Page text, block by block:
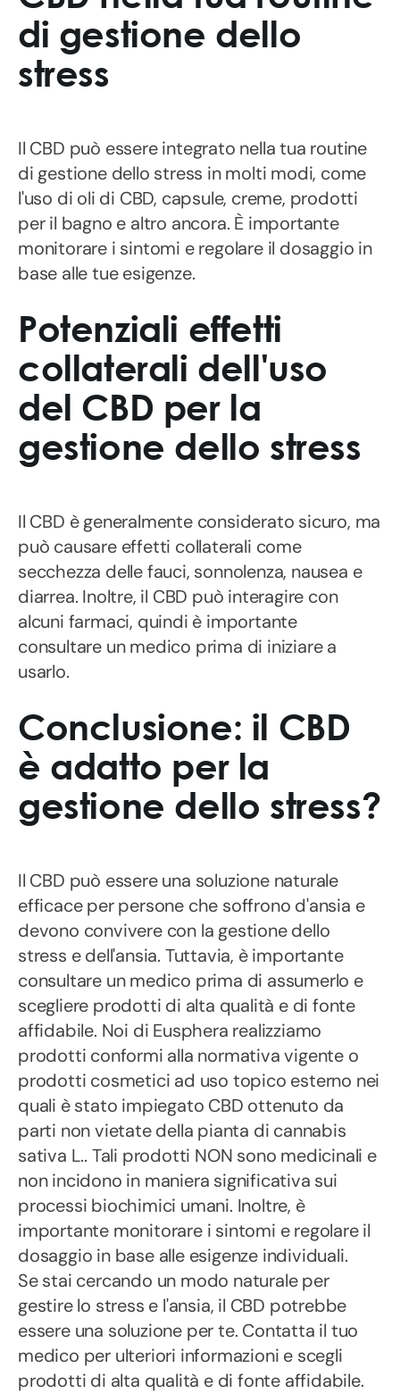
di gestione dello
stress
Il CBD può essere integrato nella tua routine
di gestione dello stress in molti modi, come
l'uso di oli di CBD, capsule, creme, prodotti
per il bagno e altro ancora. È importante
monitorare i sintomi e regolare il dosaggio in
base alle tue esigenze.
Potenziali effetti
collaterali dell'uso
del CBD per la
gestione dello stress
Il CBD è generalmente considerato sicuro, ma
può causare effetti collaterali come
secchezza delle fauci, sonnolenza, nausea e
diarrea. Inoltre, il CBD può interagire con
alcuni farmaci, quindi è importante
consultare un medico prima di iniziare a
usarlo.
Conclusione: il CBD
è adatto per la
gestione dello stress?
Il CBD può essere una soluzione naturale
efficace per persone che soffrono d'ansia e
devono convivere con la gestione dello
stress e dell'ansia. Tuttavia, è importante
consultare un medico prima di assumerlo e
scegliere prodotti di alta qualità e di fonte
affidabile. Noi di Eusphera realizziamo
prodotti conformi alla normativa vigente o
prodotti cosmetici ad uso topico esterno nei
quali è stato impiegato CBD ottenuto da
parti non vietate della pianta di cannabis
sativa L.. Tali prodotti NON sono medicinali e
non incidono in maniera significativa sui
processi biochimici umani. Inoltre, è
importante monitorare i sintomi e regolare il
dosaggio in base alle esigenze individuali.
Se stai cercando un modo naturale per
gestire lo stress e l'ansia, il CBD potrebbe
essere una soluzione per te. Contatta il tuo
medico per ulteriori informazioni e scegli
prodotti di alta qualità e di fonte affidabile.